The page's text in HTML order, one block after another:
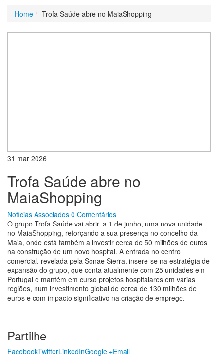
Home
Trofa Saúde abre no MaiaShopping
31 mar 2026
Trofa Saúde abre no
MaiaShopping
Notícias Associados 0 Comentários
O grupo Trofa Saúde vai abrir, a 1 de junho, uma nova unidade
no MaiaShopping, reforçando a sua presença no concelho da
Maia, onde está também a investir cerca de 50 milhões de euros
na construção de um novo hospital. A entrada no centro
comercial, revelada pela Sonae Sierra, insere-se na estratégia de
expansão do grupo, que conta atualmente com 25 unidades em
Portugal e mantém em curso projetos hospitalares em várias
regiões, num investimento global de cerca de 130 milhões de
euros e com impacto significativo na criação de emprego.
Partilhe
FacebookTwitterLinkedInGoogle +Email